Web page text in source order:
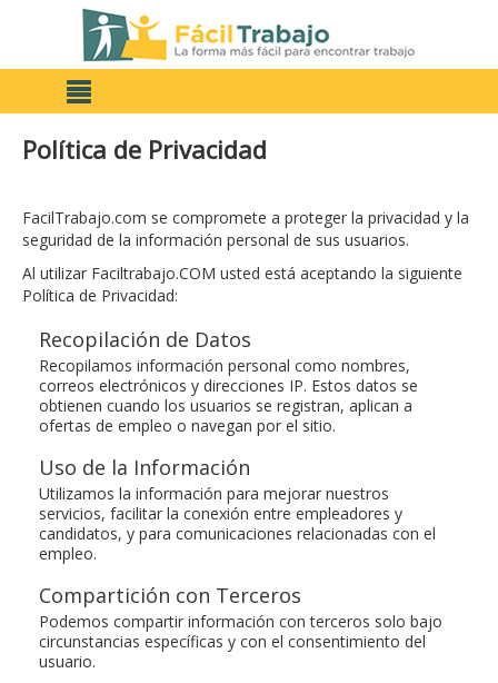
Política de Privacidad
FacilTrabajo.com se compromete a proteger la privacidad y la
seguridad de la información personal de sus usuarios.
Al utilizar Faciltrabajo.COM usted está aceptando la siguiente
Política de Privacidad:
Recopilación de Datos
Recopilamos información personal como nombres,
correos electrónicos y direcciones IP. Estos datos se
obtienen cuando los usuarios se registran, aplican a
ofertas de empleo o navegan por el sitio.
Uso de la Información
Utilizamos la información para mejorar nuestros
servicios, facilitar la conexión entre empleadores y
candidatos, y para comunicaciones relacionadas con el
empleo.
Compartición con Terceros
Podemos compartir información con terceros solo bajo
circunstancias específicas y con el consentimiento del
usuario.